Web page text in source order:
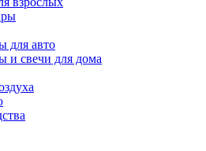
для авто
и свечи для дома